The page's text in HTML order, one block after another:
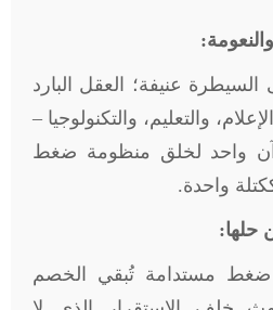
عنيفة؛ العقل البارد
والتعليم، والتكنولوجيا –
آن واحد لخلق منظومة ضغط
واحدة.
ضغط مستدامة تُبقي الخصم